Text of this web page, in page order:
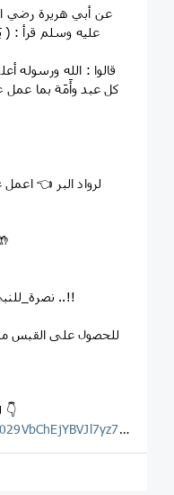
عليه وسلم قرأ : ﴿
قالوا : الله ورسوله
كل عبد وأَمَة بما عمل
لرواد البر 👈
🤲اللهم احفظنا
#نصرة_للنبي_ﷺ 👈 علموا أولادكم سنته ﷺ ..!!
للحصول على القبس من
لمتابعة القبس من خلال قناة الواتس 👇